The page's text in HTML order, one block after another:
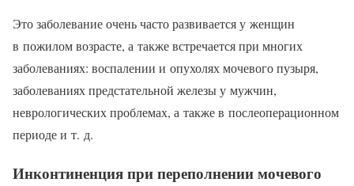
Это заболевание очень часто развивается у женщин
в пожилом возрасте, а также встречается при многих
заболеваниях: воспалении и опухолях мочевого пузыря,
заболеваниях предстательной железы у мужчин,
неврологических проблемах, а также в послеоперационном
периоде и т. д.
Инконтиненция при переполнении мочевого